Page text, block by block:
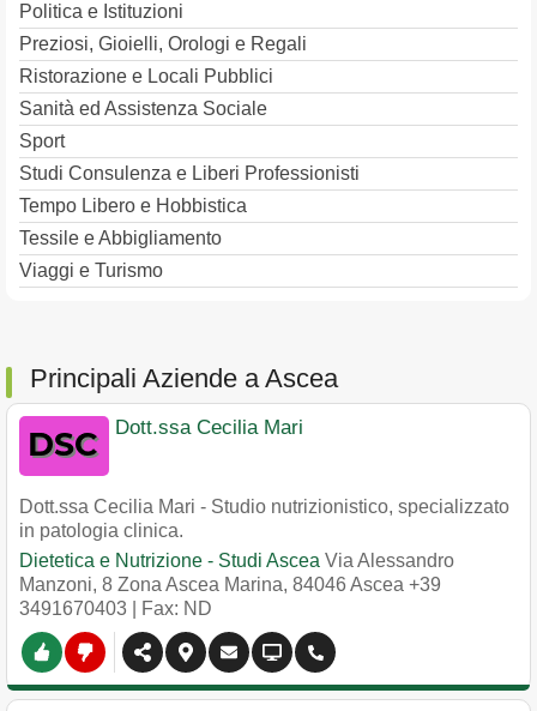
Politica e Istituzioni
Preziosi, Gioielli, Orologi e Regali
Ristorazione e Locali Pubblici
Sanità ed Assistenza Sociale
Sport
Studi Consulenza e Liberi Professionisti
Tempo Libero e Hobbistica
Tessile e Abbigliamento
Viaggi e Turismo
Principali Aziende a Ascea
Dott.ssa Cecilia Mari
Dott.ssa Cecilia Mari - Studio nutrizionistico, specializzato
in patologia clinica.
Dietetica e Nutrizione - Studi Ascea Via Alessandro
Manzoni, 8 Zona Ascea Marina, 84046 Ascea +39
3491670403 | Fax: ND